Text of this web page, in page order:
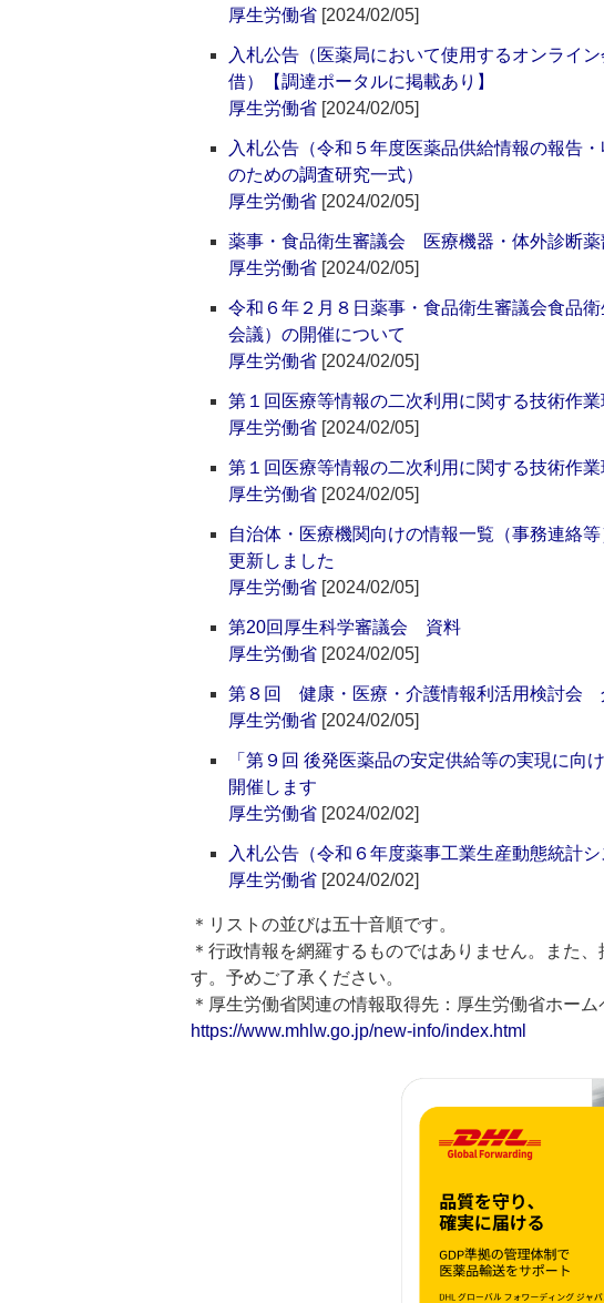
厚生労働省 [2024/02/05]
入札公告（医薬局において使用するオンライ
借）【調達ポータルに掲載あり】
厚生労働省 [2024/02/05]
入札公告（令和５年度医薬品供給情報の報告
のための調査研究一式）
厚生労働省 [2024/02/05]
薬事・食品衛生審議会 医療機器・体外診断
厚生労働省 [2024/02/05]
令和６年２月８日薬事・食品衛生審議会食品
会議）の開催について
厚生労働省 [2024/02/05]
第１回医療等情報の二次利用に関する技術作
厚生労働省 [2024/02/05]
第１回医療等情報の二次利用に関する技術作
厚生労働省 [2024/02/05]
自治体・医療機関向けの情報一覧（事務連絡
更新しました
厚生労働省 [2024/02/05]
第20回厚生科学審議会 資料
厚生労働省 [2024/02/05]
第８回 健康・医療・介護情報利活用検討会
厚生労働省 [2024/02/05]
「第９回 後発医薬品の安定供給等の実現に向
開催します
厚生労働省 [2024/02/02]
入札公告（令和６年度薬事工業生産動態統計シ
厚生労働省 [2024/02/02]
＊リストの並びは五十音順です。
＊行政情報を網羅するものではありません。また
す。予めご了承ください。
＊厚生労働省関連の情報取得先：厚生労働省ホー
https://www.mhlw.go.jp/new-info/index.html